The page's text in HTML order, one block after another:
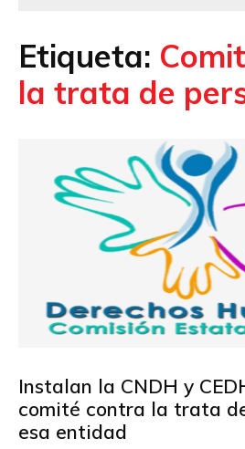
Etiqueta:
la trata de
Instalan la CNDH y
comité contra la trata
esa entidad